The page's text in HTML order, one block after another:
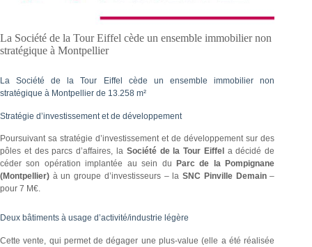
La Société de la Tour Eiffel cède un ensemble immobilier non
stratégique à Montpellier
La Société de la Tour Eiffel cède un ensemble immobilier non
stratégique à Montpellier de 13.258 m²
Stratégie d’investissement et de développement
Poursuivant sa stratégie d’investissement et de développement sur des
pôles et des parcs d’affaires, la Société de la Tour Eiffel a décidé de
céder son opération implantée au sein du Parc de la Pompignane
(Montpellier) à un groupe d’investisseurs – laSNC Pinville Demain–
pour 7 M€.
Deux bâtiments à usage d’activité/industrie légère
Cette vente, qui permet de dégager une plus-value (elle a été réalisée